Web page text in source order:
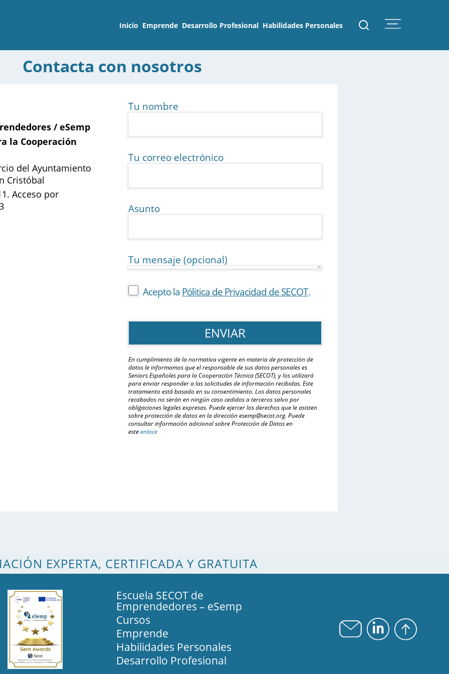
Inicio Emprende Desarrollo Profesional Habilidades Personales
de Emprendedores – eSemp
Contacta con nosotros
/ eSemp
la Cooperación
del Ayuntamiento
Cristóbal
Acceso por
Tu nombre
Tu correo electrónico
Asunto
Tu mensaje (opcional)
Acepto la Pólitica de Privacidad de SECOT.
En cumplimiento de la normativa vigente en materia de protección de
datos le informamos que el responsable de sus datos personales es
Seniors Españoles para la Cooperación Técnica (SECOT), y los utilizará
para enviar responder a las solicitudes de información recibidas. Este
tratamiento está basado en su consentimiento. Los datos personales
recabados no serán en ningún caso cedidos a terceros salvo por
obligaciones legales expresas. Puede ejercer los derechos que le asisten
sobre protección de datos en la dirección esemp@secot.org. Puede
consultar información adicional sobre Protección de Datos en
esteenlace
EXPERTA, CERTIFICADA Y GRATUITA
Escuela SECOT de
Emprendedores – eSemp
Cursos
Emprende
Habilidades Personales
Desarrollo Profesional